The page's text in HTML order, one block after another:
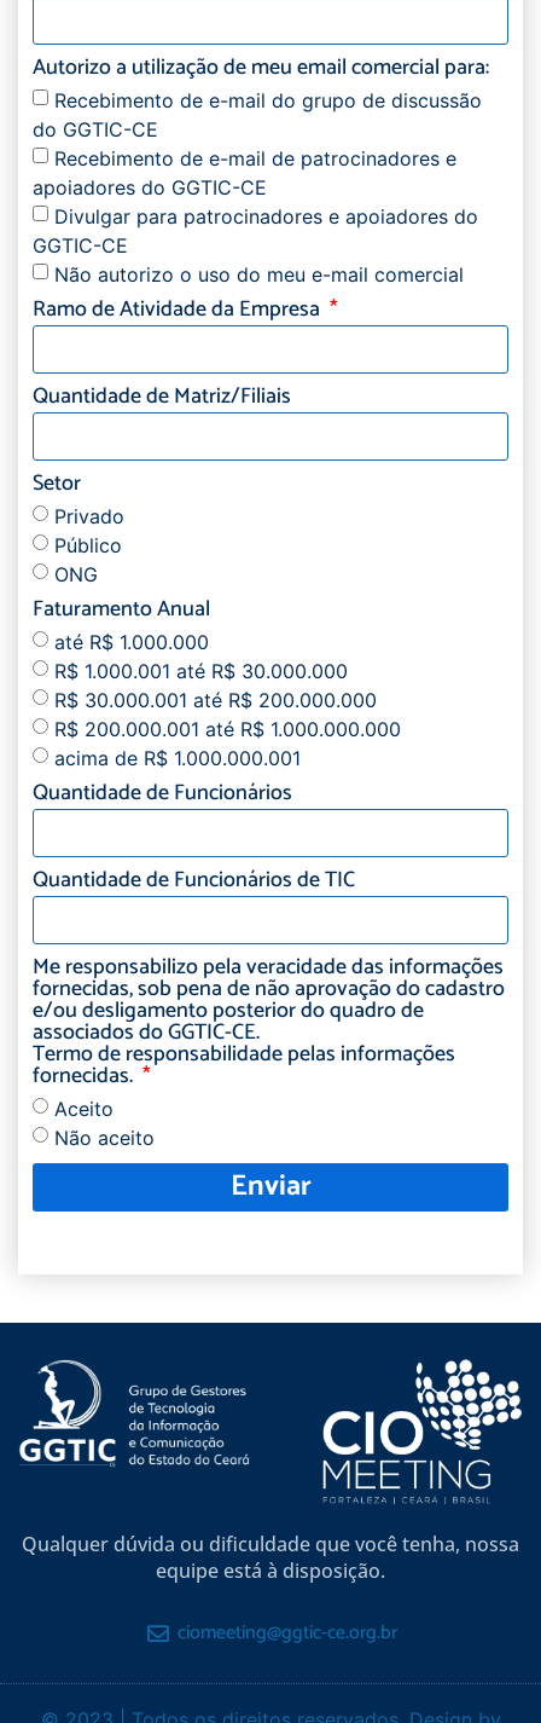
Autorizo a utilização de meu email comercial para:
Recebimento de e-mail do grupo de discussão
do GGTIC-CE
Recebimento de e-mail de patrocinadores e
apoiadores do GGTIC-CE
Divulgar para patrocinadores e apoiadores do
GGTIC-CE
Não autorizo o uso do meu e-mail comercial
Ramo de Atividade da Empresa
Quantidade de Matriz/Filiais
Setor
Privado
Público
ONG
Faturamento Anual
até R$ 1.000.000
R$ 1.000.001 até R$ 30.000.000
R$ 30.000.001 até R$ 200.000.000
R$ 200.000.001 até R$ 1.000.000.000
acima de R$ 1.000.000.001
Quantidade de Funcionários
Quantidade de Funcionários de TIC
Me responsabilizo pela veracidade das informações
fornecidas, sob pena de não aprovação do cadastro
e/ou desligamento posterior do quadro de
associados do GGTIC-CE.
Termo de responsabilidade pelas informações
fornecidas.
Aceito
Não aceito
Enviar
Qualquer dúvida ou dificuldade que você tenha, nossa
equipe está à disposição.
ciomeeting@ggtic-ce.org.br